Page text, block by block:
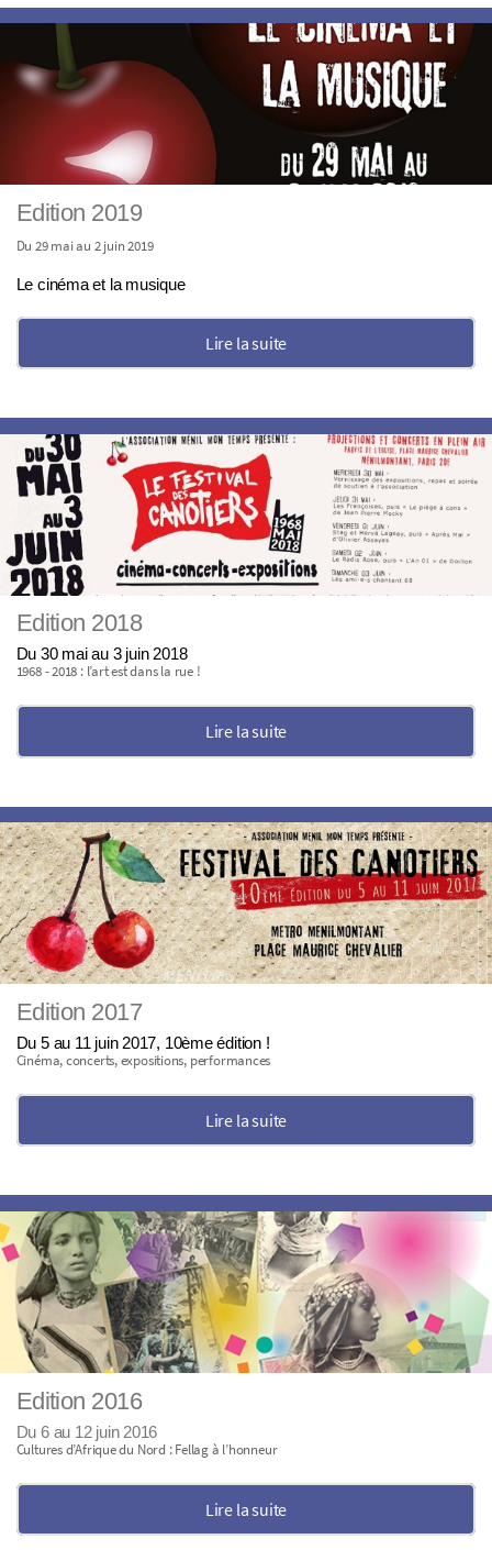
Edition 2019
Du 29 mai au 2 juin 2019
Le cinéma et la musique
Lire la suite
Edition 2018
Du 30 mai au 3 juin 2018
1968 - 2018 : l’art est dans la rue !
Lire la suite
Edition 2017
Du 5 au 11 juin 2017, 10ème édition !
Cinéma, concerts, expositions, performances
Lire la suite
Edition 2016
Du 6 au 12 juin 2016
Cultures d’Afrique du Nord : Fellag à l’honneur
Lire la suite